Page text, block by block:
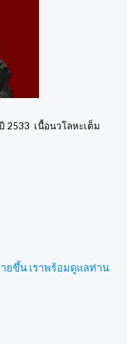
2533 เนื้อนวโลหะเต็ม
ยขึ้น เราพร้อมดูแลท่าน